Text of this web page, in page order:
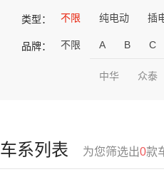
类型： 不限 纯电动 插
品牌： 不限 A B C
中华 众泰
车系列表 为您筛选出0款